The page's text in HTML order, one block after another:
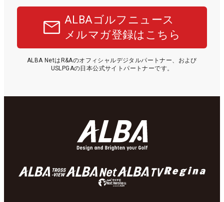
ALBAゴルフニュース
メルマガ登録はこちら
ALBA NetはR&Aのオフィシャルデジタルパートナー、および
USLPGAの日本公式サイトパートナーです。